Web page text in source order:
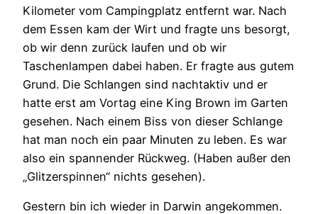
Kilometer vom Campingplatz entfernt war. Nach
dem Essen kam der Wirt und fragte uns besorgt,
ob wir denn zurück laufen und ob wir
Taschenlampen dabei haben. Er fragte aus gutem
Grund. Die Schlangen sind nachtaktiv und er
hatte erst am Vortag eine King Brown im Garten
gesehen. Nach einem Biss von dieser Schlange
hat man noch ein paar Minuten zu leben. Es war
also ein spannender Rückweg. (Haben außer den
„Glitzerspinnen“ nichts gesehen).
Gestern bin ich wieder in Darwin angekommen.